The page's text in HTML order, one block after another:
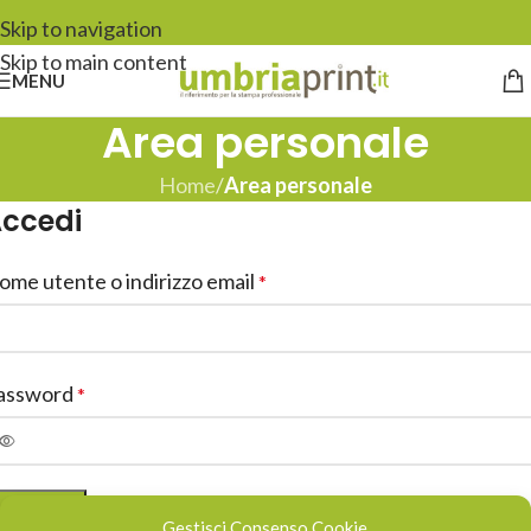
Skip to navigation
Skip to main content
MENU
Area personale
Home/Area personale
utente o indirizzo email *
*